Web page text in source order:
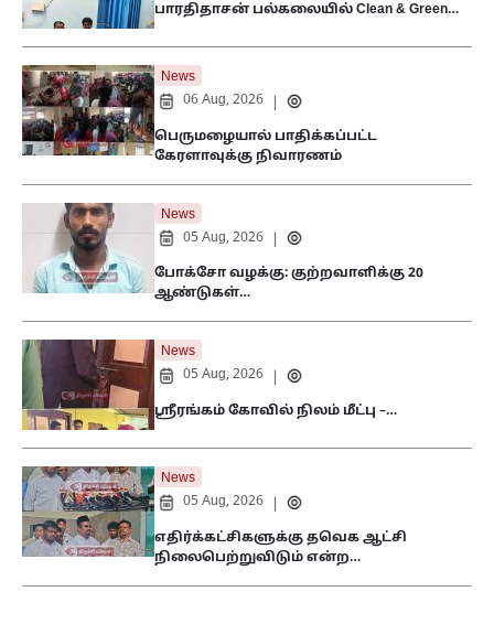
பாரதிதாசன் பல்கலையில் Clean & Green…
News
06 Aug, 2026
பெருமழையால் பாதிக்கப்பட்ட
கேரளாவுக்கு நிவாரணம்
News
05 Aug, 2026
போக்சோ வழக்கு: குற்றவாளிக்கு 20
ஆண்டுகள்…
News
05 Aug, 2026
ஸ்ரீரங்கம் கோவில் நிலம் மீட்பு –…
News
05 Aug, 2026
எதிர்க்கட்சிகளுக்கு தவெக ஆட்சி
நிலைபெற்றுவிடும் என்ற…